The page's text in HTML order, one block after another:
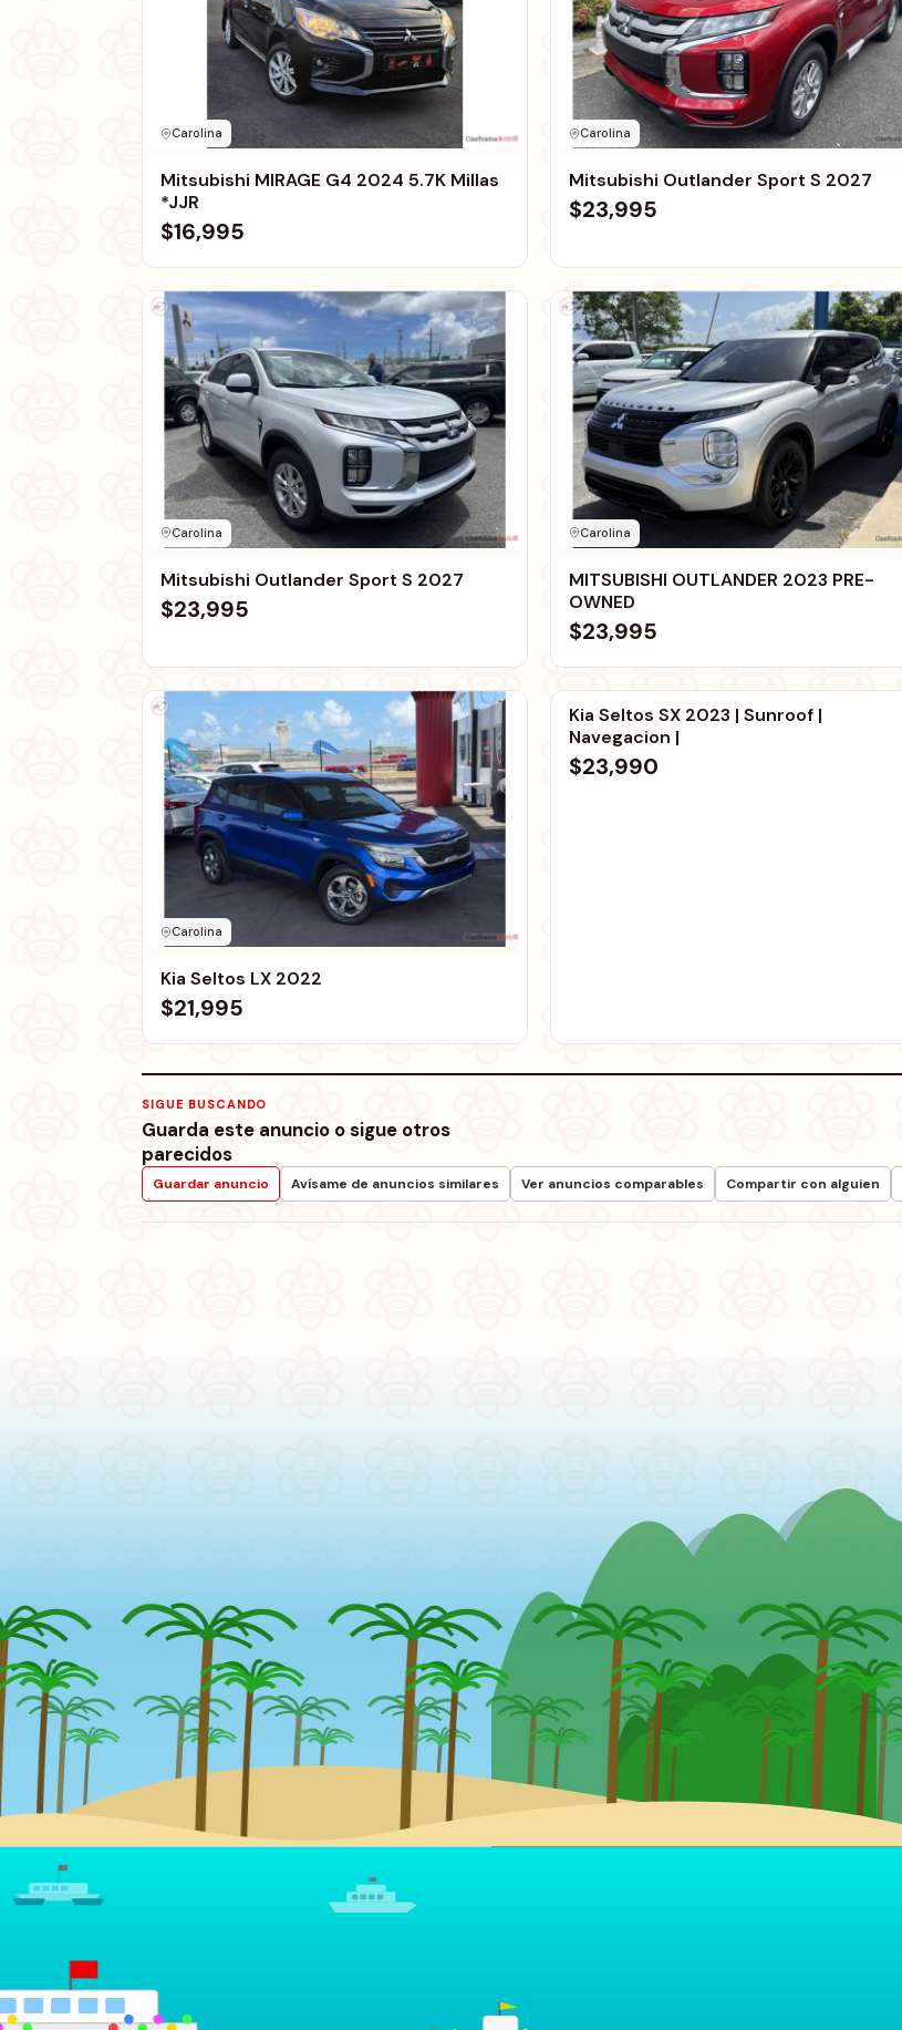
Carolina
Mitsubishi MIRAGE G4 2024 5.7K Millas
*JJR
$16,995
Carolina
Mitsubishi Outlander Sport S 2027
$23,995
Carolina
Mitsubishi Outlander Sport S 2027
$23,995
Carolina
MITSUBISHI OUTLANDER 2023 PRE-
OWNED
$23,995
Carolina
Kia Seltos LX 2022
$21,995
Carolina
Kia Seltos SX 2023 | Sunroof |
Navegacion |
$23,990
SIGUE BUSCANDO
Guarda este anuncio o sigue otros
parecidos
Guardar anuncio Avísame de anuncios similares Ver anuncios comparables Compartir con alguien